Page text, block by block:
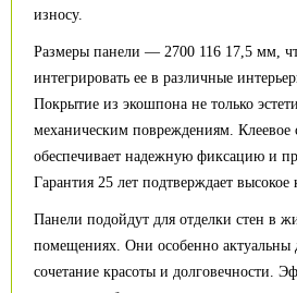
износу.
Размеры панели — 2700 116 17,5 мм,
интегрировать ее в различные
Покрытие из экошпона не только
механическим повреждениям. Клеевое
обеспечивает надежную фиксацию и
Гарантия 25 лет подтверждает высокое
Панели подойдут для отделки стен в
помещениях. Они особенно актуальны
сочетание красоты и долговечности.